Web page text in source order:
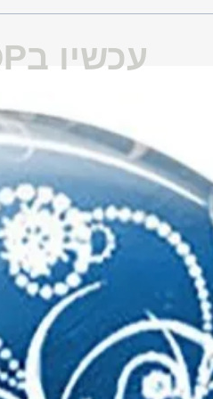
עכשיו בSHOP נהנים